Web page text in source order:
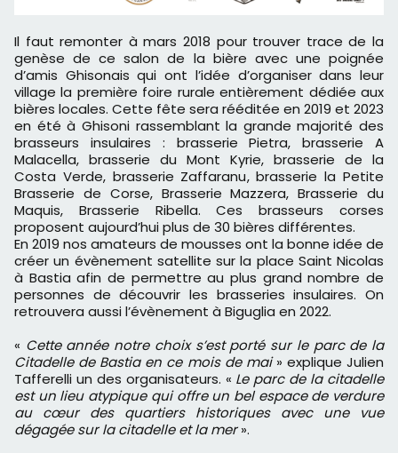
Il faut remonter à mars 2018 pour trouver trace de la
genèse de ce salon de la bière avec une poignée
d’amis Ghisonais qui ont l’idée d’organiser dans leur
village la première foire rurale entièrement dédiée aux
bières locales. Cette fête sera rééditée en 2019 et 2023
en été à Ghisoni rassemblant la grande majorité des
brasseurs insulaires : brasserie Pietra, brasserie A
Malacella, brasserie du Mont Kyrie, brasserie de la
Costa Verde, brasserie Zaffaranu, brasserie la Petite
Brasserie de Corse, Brasserie Mazzera, Brasserie du
Maquis, Brasserie Ribella. Ces brasseurs corses
proposent aujourd’hui plus de 30 bières différentes.
En 2019 nos amateurs de mousses ont la bonne idée de
créer un évènement satellite sur la place Saint Nicolas
à Bastia afin de permettre au plus grand nombre de
personnes de découvrir les brasseries insulaires. On
retrouvera aussi l’évènement à Biguglia en 2022.
« Cette année notre choix s’est porté sur le parc de la
Citadelle de Bastia en ce mois de mai» explique Julien
Tafferelli un des organisateurs. « Le parc de la citadelle
est un lieu atypique qui offre un bel espace de verdure
au cœur des quartiers historiques avec une vue
dégagée sur la citadelle et la mer».